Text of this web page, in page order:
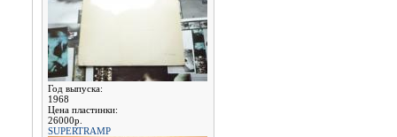
Год выпуска:
1968
Цена пластинки:
26000р.
SUPERTRAMP